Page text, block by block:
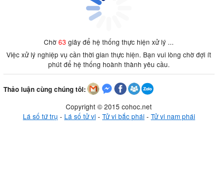
Chờ63 giây để hệ thống thực hiện xử lý ...
Việc xử lý nghiệp vụ cần thời gian thực hiện. Bạn vui lòng chờ đợi ít
phút để hệ thống hoành thành yêu cầu.
Thảo luận cùng chúng tôi:
Copyright © 2015 cohoc.net
Lá số tứ trụ - Lá số tử vi- Tử vi bắc phái- Tử vi nam phái